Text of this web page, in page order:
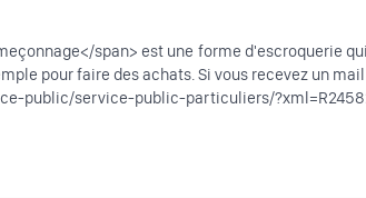
span> est une forme d'escroquerie
pour faire des achats. Si vous recevez un
public/service-public-particuliers/